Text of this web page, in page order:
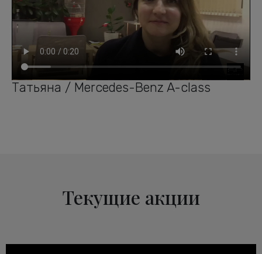
Татьяна / Mercedes-Benz A-class
Текущие акции